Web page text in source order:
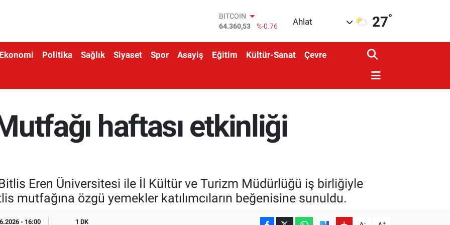
DOLAR
47,7069
%0.17
STERLİN
BITCOIN
64.360,53
%-0.76
Ahlat 27°
Ekonomi Politika Sağlık Siyaset Spor Asayiş Eğitim Kültür-Sanat Çevre
haftası etkinliği
Eren Üniversitesi ile İl Kültür ve Turizm Müdürlüğü iş birliğiyle
mutfağına özgü yemekler katılımcıların beğenisine sunuldu.
- 16:00 1 DK - +